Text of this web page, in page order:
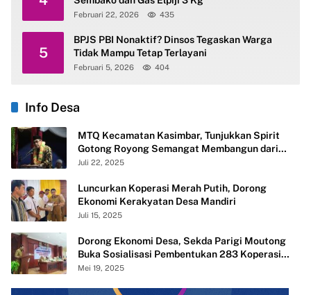
Februari 22, 2026 435
5
BPJS PBI Nonaktif? Dinsos Tegaskan Warga
Tidak Mampu Tetap Terlayani
Februari 5, 2026 404
Info Desa
MTQ Kecamatan Kasimbar, Tunjukkan Spirit
Gotong Royong Semangat Membangun dari
Desa
Juli 22, 2025
Luncurkan Koperasi Merah Putih, Dorong
Ekonomi Kerakyatan Desa Mandiri
Juli 15, 2025
Dorong Ekonomi Desa, Sekda Parigi Moutong
Buka Sosialisasi Pembentukan 283 Koperasi
Merah Putih
Mei 19, 2025